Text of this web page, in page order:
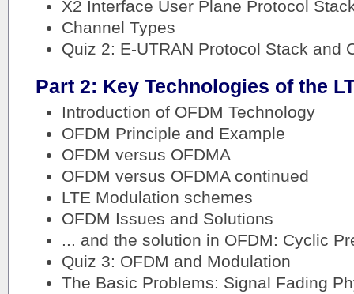
X2 Interface User Plane Protocol
Channel Types
Quiz 2: E-UTRAN Protocol Stack and
Part 2: Key Technologies of the
Introduction of OFDM Technology
OFDM Principle and Example
OFDM versus OFDMA
OFDM versus OFDMA continued
LTE Modulation schemes
OFDM Issues and Solutions
... and the solution in OFDM: Cyclic
Quiz 3: OFDM and Modulation
The Basic Problems: Signal Fading